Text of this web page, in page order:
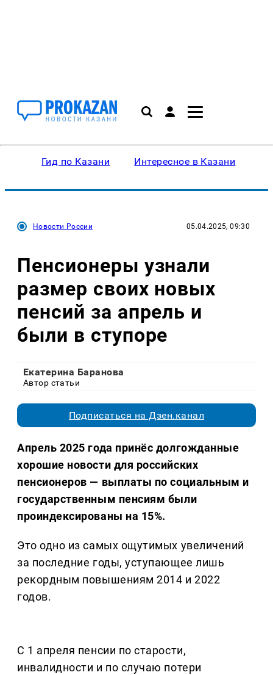
Гид по Казани Интересное в Казани
Новости России 05.04.2025, 09:30
Пенсионеры узнали
размер своих новых
пенсий за апрель и
были в ступоре
Екатерина Баранова
Автор статьи
Подписаться на Дзен.канал
Апрель 2025 года принёс долгожданные
хорошие новости для российских
пенсионеров — выплаты по социальным и
государственным пенсиям были
проиндексированы на 15%.
Это одно из самых ощутимых увеличений
за последние годы, уступающее лишь
рекордным повышениям 2014 и 2022
годов.
С 1 апреля пенсии по старости,
инвалидности и по случаю потери